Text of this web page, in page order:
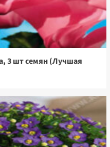
3 шт семян (Лучшая